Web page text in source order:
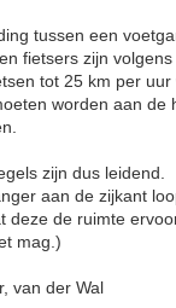
tussen een
fietsers zijn
tot 25 km per
worden aan
zijn dus leidend.
aan de zijkant
deze de ruimte
mag.)
van der Wal